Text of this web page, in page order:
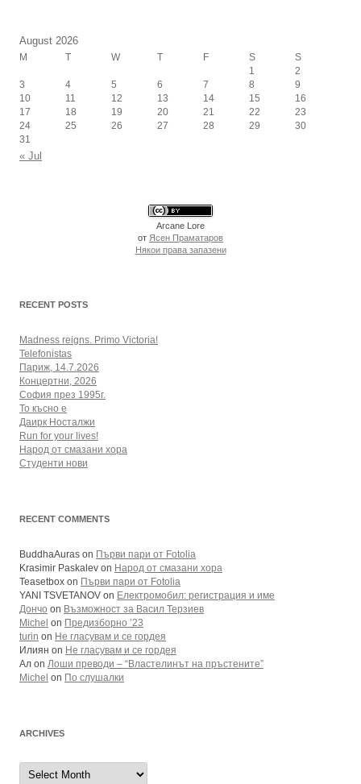
August 2026
M T W T F S
S
1
2
3
4 5 6 7 8
9
10
11 12 13 14 15
16
17
18 19 20 21 22
23
24
25 26 27 28 29
30
31
« Jul
Arcane Lore
от Ясен Праматаров
Някои права запазени
RECENT POSTS
Madness reigns. Primo Victoria!
Telefonistas
Париж, 14.7.2026
Концертни, 2026
София през 1995г.
То късно е
Даирк Носталжи
Run for your lives!
Народ от смазани хора
Студенти нови
RECENT COMMENTS
BuddhaAuras on Първи пари от Fotolia
Krasimir Paskalev on Народ от смазани хора
Teasetbox on Първи пари от Fotolia
YANI TSVETANOV on Електромобил: регистрация и име
Дончо on Възможност за Васил Терзиев
Michel on Предизборно ’23
turin on Не гласувам и се гордея
Илиян on Не гласувам и се гордея
Ал on Лоши преводи – “Властелинът на пръстените”
Michel on По слушалки
ARCHIVES
Archives